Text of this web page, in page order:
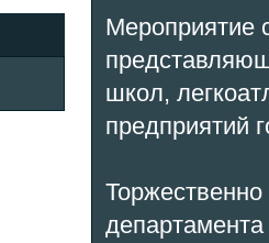
Мероприятие
школ,
предприятий